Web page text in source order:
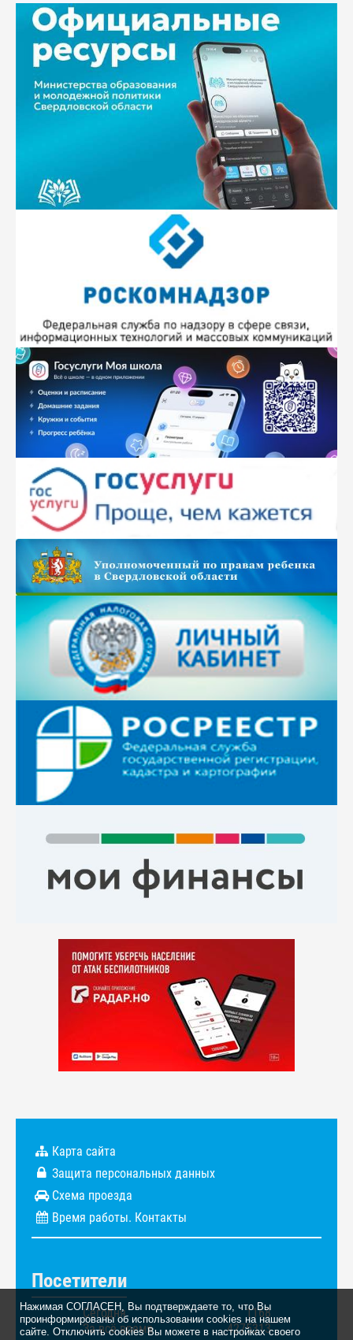
Нажимая СОГЛАСЕН, Вы подтверждаете то, что Вы
проинформированы об использовании cookies на нашем
сайте. Отключить cookies Вы можете в настройках своего
Карта сайта
Защита персональных данных
Схема проезда
Время работы. Контакты
Посетители
Сегодня
1168
За всё время
4275313